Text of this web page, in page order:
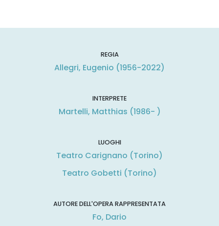
REGIA
Allegri, Eugenio (1956-2022)
INTERPRETE
Martelli, Matthias (1986- )
LUOGHI
Teatro Carignano (Torino)
Teatro Gobetti (Torino)
AUTORE DELL'OPERA RAPPRESENTATA
Fo, Dario